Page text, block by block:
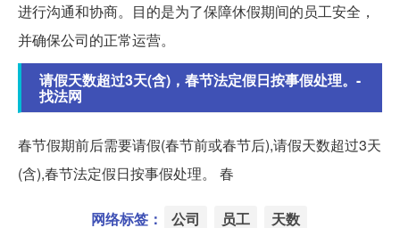
进行沟通和协商。目的是为了保障休假期间的员工安全，
并确保公司的正常运营。
请假天数超过3天(含)，春节法定假日按事假处理。-
找法网
春节假期前后需要请假(春节前或春节后),请假天数超过3天
(含),春节法定假日按事假处理。 春
网络标签： 公司 员工 天数